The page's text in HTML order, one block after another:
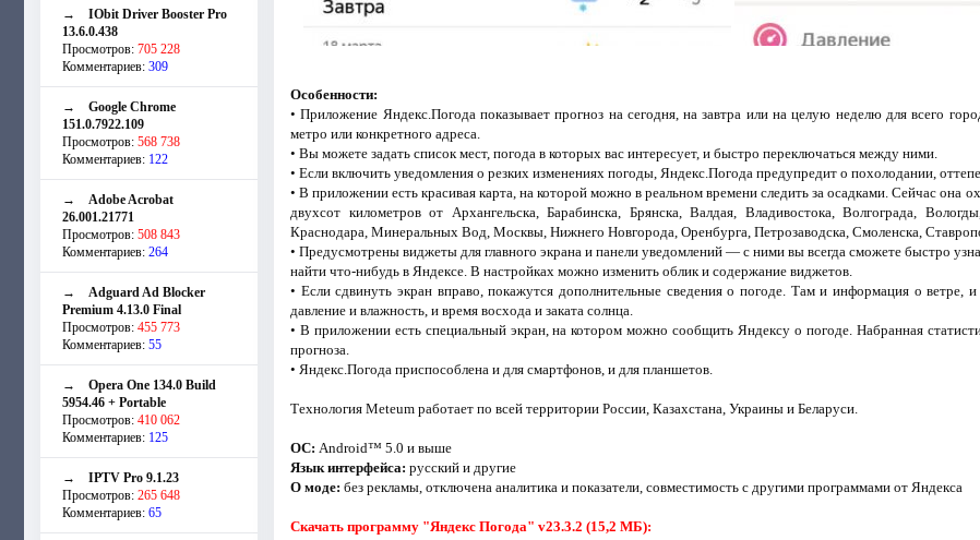
→ IObit Driver Booster Pro
13.6.0.438
Просмотров: 705 228
Комментариев: 309
→ Google Chrome
151.0.7922.109
Просмотров: 568 738
Комментариев: 122
→ Adobe Acrobat
26.001.21771
Просмотров: 508 843
Комментариев: 264
→ Adguard Ad Blocker
Premium 4.13.0 Final
Просмотров: 455 773
Комментариев: 55
→ Opera One 134.0 Build
5954.46 + Portable
Просмотров: 410 062
Комментариев: 125
→ IPTV Pro 9.1.23
Просмотров: 265 648
Комментариев: 65
Особенности:
• Приложение Яндекс.Погода показывает прогноз на сегодня, на завтра или на целую неделю для всего
метро или конкретного адреса.
• Вы можете задать список мест, погода в которых вас интересует, и быстро переключаться между ними.
• Если включить уведомления о резких изменениях погоды, Яндекс.Погода предупредит о похолодании,
• В приложении есть красивая карта, на которой можно в реальном времени следить за осадками. Сейчас она
двухсот километров от Архангельска, Барабинска, Брянска, Валдая, Владивостока, Волгограда,
Краснодара, Минеральных Вод, Москвы, Нижнего Новгорода, Оренбурга, Петрозаводска, Смоленска,
• Предусмотрены виджеты для главного экрана и панели уведомлений — с ними вы всегда сможете быстро
найти что-нибудь в Яндексе. В настройках можно изменить облик и содержание виджетов.
• Если сдвинуть экран вправо, покажутся дополнительные сведения о погоде. Там и информация о ветре,
давление и влажность, и время восхода и заката солнца.
• В приложении есть специальный экран, на котором можно сообщить Яндексу о погоде. Набранная
прогноза.
• Яндекс.Погода приспособлена и для смартфонов, и для планшетов.
Технология Meteum работает по всей территории России, Казахстана, Украины и Беларуси.
ОС: Android™ 5.0 и выше
Язык интерфейса: русский и другие
О моде: без рекламы, отключена аналитика и показатели, совместимость с другими программами от Яндекса
Скачать программу "Яндекс Погода" v23.3.2 (15,2 МБ):